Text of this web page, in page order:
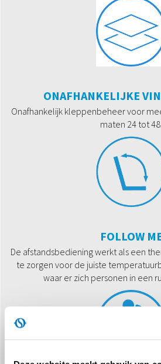
ONAFHANKELIJKE
Onafhankelijk kleppenbeheer voor
maten 24 tot 48.
FOLLOW
De afstandsbediening werkt als een
te zorgen voor de juiste
waar er zich personen in een